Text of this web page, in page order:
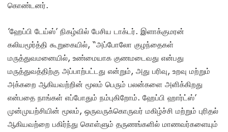
கொண்டனர்.
’ஹேப்பி டேய்ஸ்’ நிகழ்வில் பேசிய டாக்டர். இளாக்குமரன்
கலியமூர்த்தி கூறுகையில், “அப்போலோ குழந்தைகள்
மருத்துவமனையில், உண்மையாக குணமடைவது என்பது
மருத்துவத்திற்கு அப்பாற்பட்டது என்றும், அது பரிவு, உறவு மற்றும்
அக்கறை ஆகியவற்றின் மூலம் பெரும் பலன்களை அளிக்கிறது
என்பதை நாங்கள் எப்போதும் நம்புகிறோம். ஹேப்பி ஹார்ட்ஸ்’
முன்முயற்சியின் மூலம், ஒருவருக்கொருவர் மகிழ்ச்சி மற்றும் புரிதல்
ஆகியவற்றை பகிர்ந்து கொள்ளும் தருணங்களில் மாணவர்களையும்